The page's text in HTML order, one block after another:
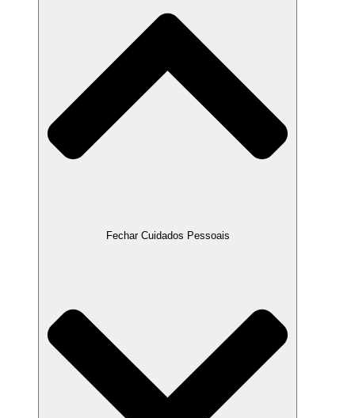
Fechar Cuidados Pessoais